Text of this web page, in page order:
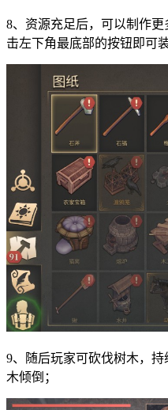
8、资源充足后，可以制作
击左下角最底部的按钮即可装
9、随后玩家可砍伐树木，
木倾倒；